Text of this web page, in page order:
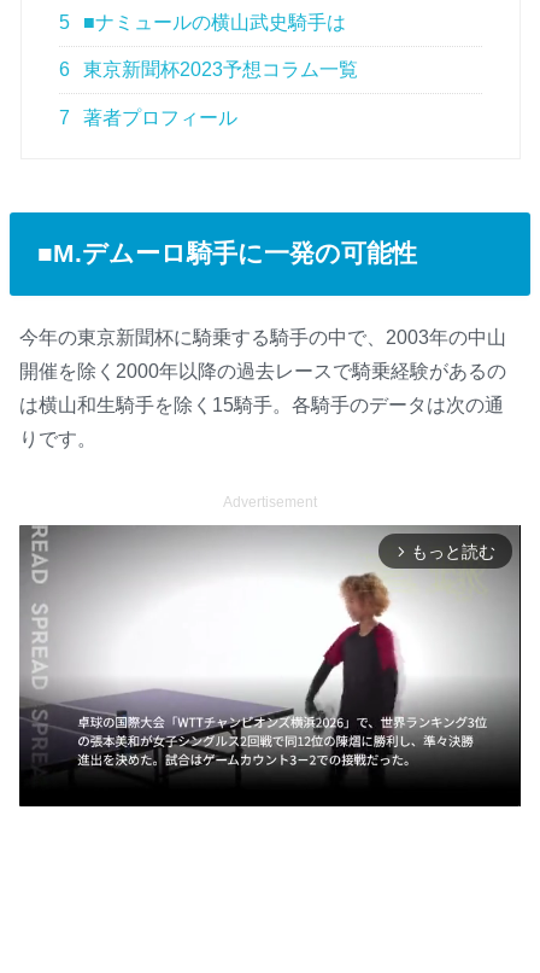
5 ■ナミュールの横山武史騎手は
6 東京新聞杯2023予想コラム一覧
7 著者プロフィール
■M.デムーロ騎手に一発の可能性
今年の東京新聞杯に騎乗する騎手の中で、2003年の中山
開催を除く2000年以降の過去レースで騎乗経験があるの
は横山和生騎手を除く15騎手。各騎手のデータは次の通
りです。
Advertisement
arrow_forward_ios もっと読む